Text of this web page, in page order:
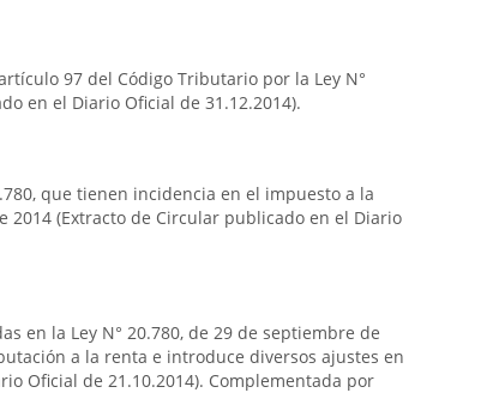
97 del Código Tributario por la Ley N°
en el Diario Oficial de 31.12.2014).
que tienen incidencia en el impuesto a la
(Extracto de Circular publicado en el Diario
en la Ley N° 20.780, de 29 de septiembre de
a la renta e introduce diversos ajustes en
Oficial de 21.10.2014). Complementada por